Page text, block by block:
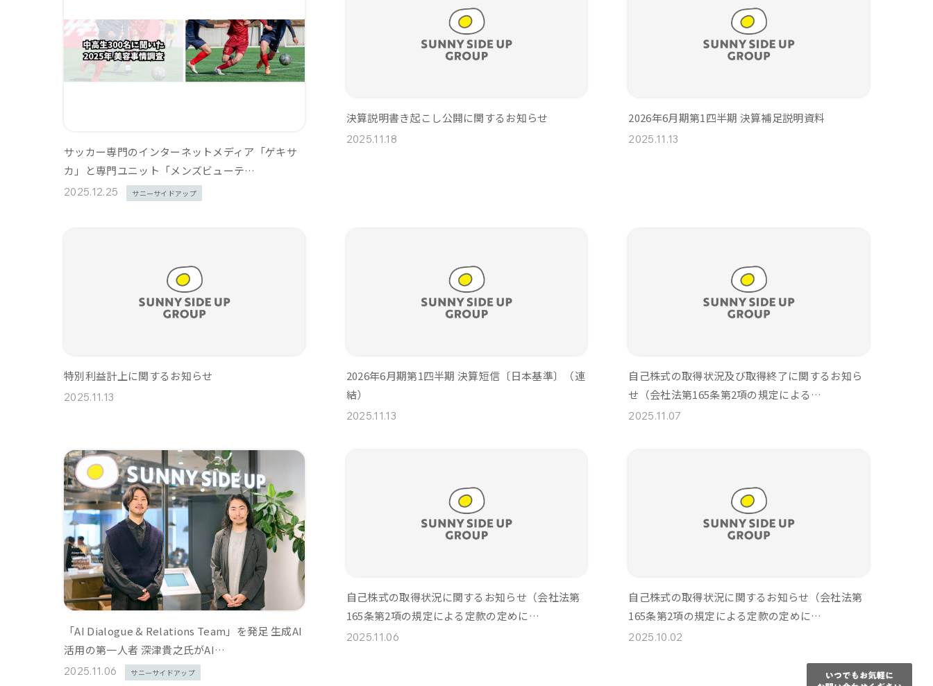
サッカー専門のインターネットメディア「ゲキサ
カ」と専門ユニット「メンズビューテ…
2025.12.25 サニーサイドアップ
決算説明書き起こし公開に関するお知らせ
2025.11.18
2026年6月期第1四半期 決算補足説明資料
2025.11.13
特別利益計上に関するお知らせ
2025.11.13
2026年6月期第1四半期 決算短信〔日本基準〕（連
結）
2025.11.13
自己株式の取得状況及び取得終了に関するお知ら
せ（会社法第165条第2項の規定による…
2025.11.07
「AI Dialogue & Relations Team」を発足 生成AI
活用の第一人者 深津貴之氏がAI…
2025.11.06 サニーサイドアップ
自己株式の取得状況に関するお知らせ（会社法第
165条第2項の規定による定款の定めに…
2025.11.06
自己株式の取得状況に関するお知らせ（会社法第
165条第2項の規定による定款の定めに…
2025.10.02